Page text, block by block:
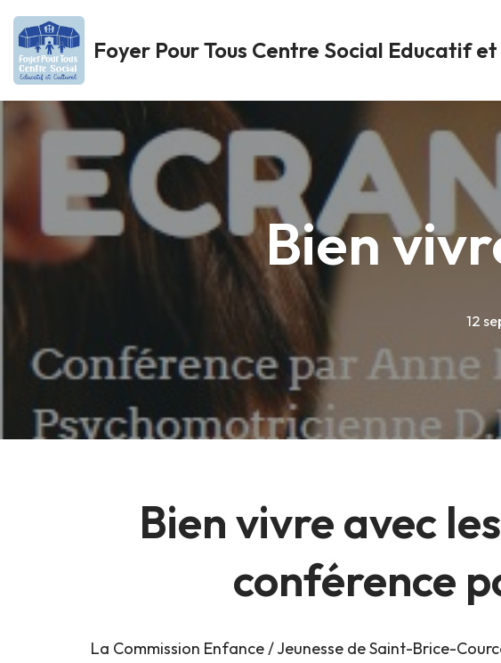
Aller
au
contenu
Foyer Pour Tous Centre Social Educatif
Bien
12
Bien vivre avec
conférence
La Commission Enfance / Jeunesse de Saint-Brice-